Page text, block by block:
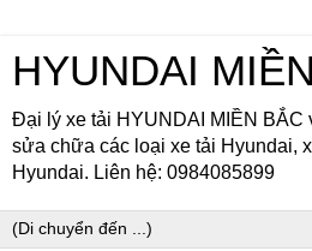
HYUNDAI
Đại lý xe tải HYUNDAI MIỀN BẮC
sửa chữa các loại xe tải Hyundai,
Hyundai. Liên hệ: 0984085899